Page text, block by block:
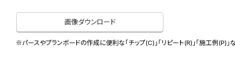
画像ダウンロード
※パースやプランボードの作成に便利な「チップ(C)」「リピート(R)」「施工例(P)」